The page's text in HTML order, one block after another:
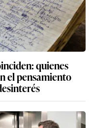
quienes
el pensamiento